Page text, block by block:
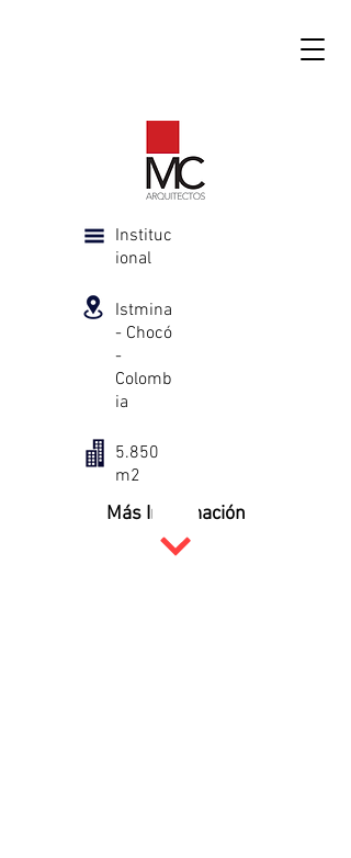
Instituc
ional
Istmina
- Chocó
-
Colomb
ia
5.850
m2
Más Información